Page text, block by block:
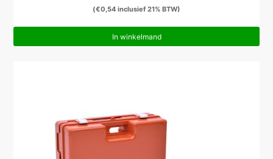
(€0,54 inclusief 21% BTW)
In winkelmand